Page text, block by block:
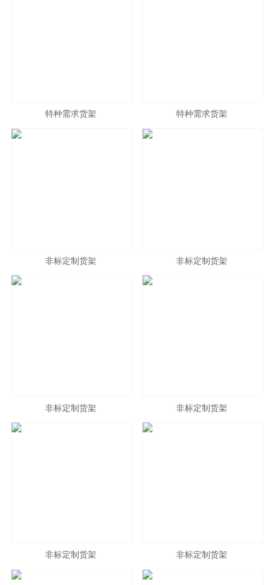
特种需求货架 特种需求货架
非标定制货架 非标定制货架
非标定制货架 非标定制货架
非标定制货架 非标定制货架